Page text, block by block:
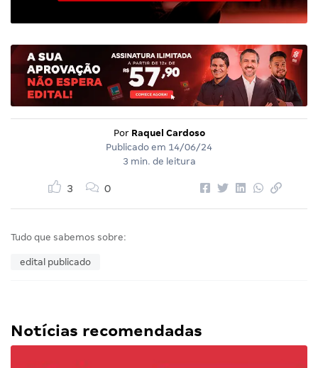
Por Raquel Cardoso
Publicado em 14/06/24
3 min. de leitura
3 0
Tudo que sabemos sobre:
edital publicado
Notícias recomendadas